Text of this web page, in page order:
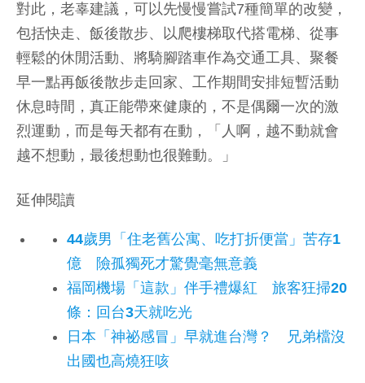
對此，老辜建議，可以先慢慢嘗試7種簡單的改變，
包括快走、飯後散步、以爬樓梯取代搭電梯、從事
輕鬆的休閒活動、將騎腳踏車作為交通工具、聚餐
早一點再飯後散步走回家、工作期間安排短暫活動
休息時間，真正能帶來健康的，不是偶爾一次的激
烈運動，而是每天都有在動，「人啊，越不動就會
越不想動，最後想動也很難動。」
延伸閱讀
44歲男「住老舊公寓、吃打折便當」苦存1
億 險孤獨死才驚覺毫無意義
福岡機場「這款」伴手禮爆紅 旅客狂掃20
條：回台3天就吃光
日本「神祕感冒」早就進台灣？ 兄弟檔沒
出國也高燒狂咳